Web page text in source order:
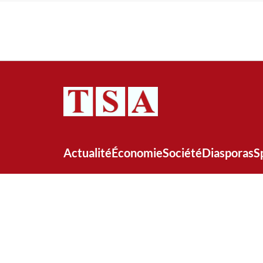
ActualitéÉconomieSociétéDiasporas